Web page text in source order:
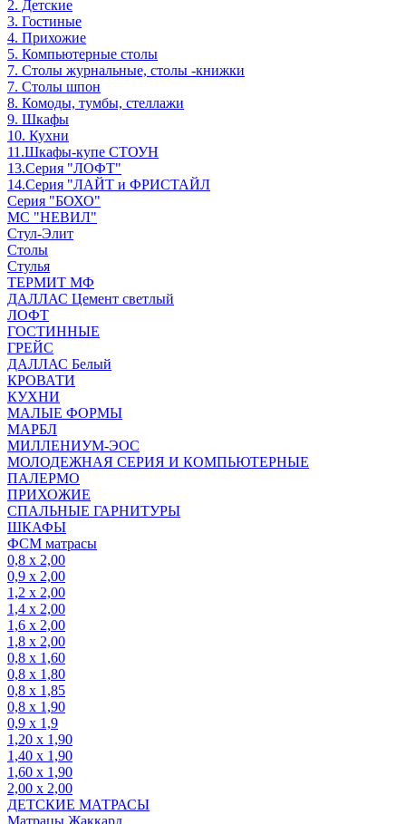
2. Детские
3. Гостиные
4. Прихожие
5. Компьютерные столы
7. Столы журнальные, столы -книжки
7. Столы шпон
8. Комоды, тумбы, стеллажи
9. Шкафы
10. Кухни
11.Шкафы-купе СТОУН
13.Серия "ЛОФТ"
14.Серия "ЛАЙТ и ФРИСТАЙЛ
Серия "БОХО"
МС "НЕВИЛ"
Стул-Элит
Столы
Стулья
ТЕРМИТ МФ
ДАЛЛАС Цемент светлый
ЛОФТ
ГОСТИННЫЕ
ГРЕЙС
ДАЛЛАС Белый
КРОВАТИ
КУХНИ
МАЛЫЕ ФОРМЫ
МАРБЛ
МИЛЛЕНИУМ-ЭОС
МОЛОДЕЖНАЯ СЕРИЯ И КОМПЬЮТЕРНЫЕ
ПАЛЕРМО
ПРИХОЖИЕ
СПАЛЬНЫЕ ГАРНИТУРЫ
ШКАФЫ
ФСМ матрасы
0,8 х 2,00
0,9 х 2,00
1,2 х 2,00
1,4 х 2,00
1,6 х 2,00
1,8 х 2,00
0,8 х 1,60
0,8 х 1,80
0,8 х 1,85
0,8 х 1,90
0,9 х 1,9
1,20 х 1,90
1,40 х 1,90
1,60 х 1,90
2,00 х 2,00
ДЕТСКИЕ МАТРАСЫ
Матрацы Жаккард